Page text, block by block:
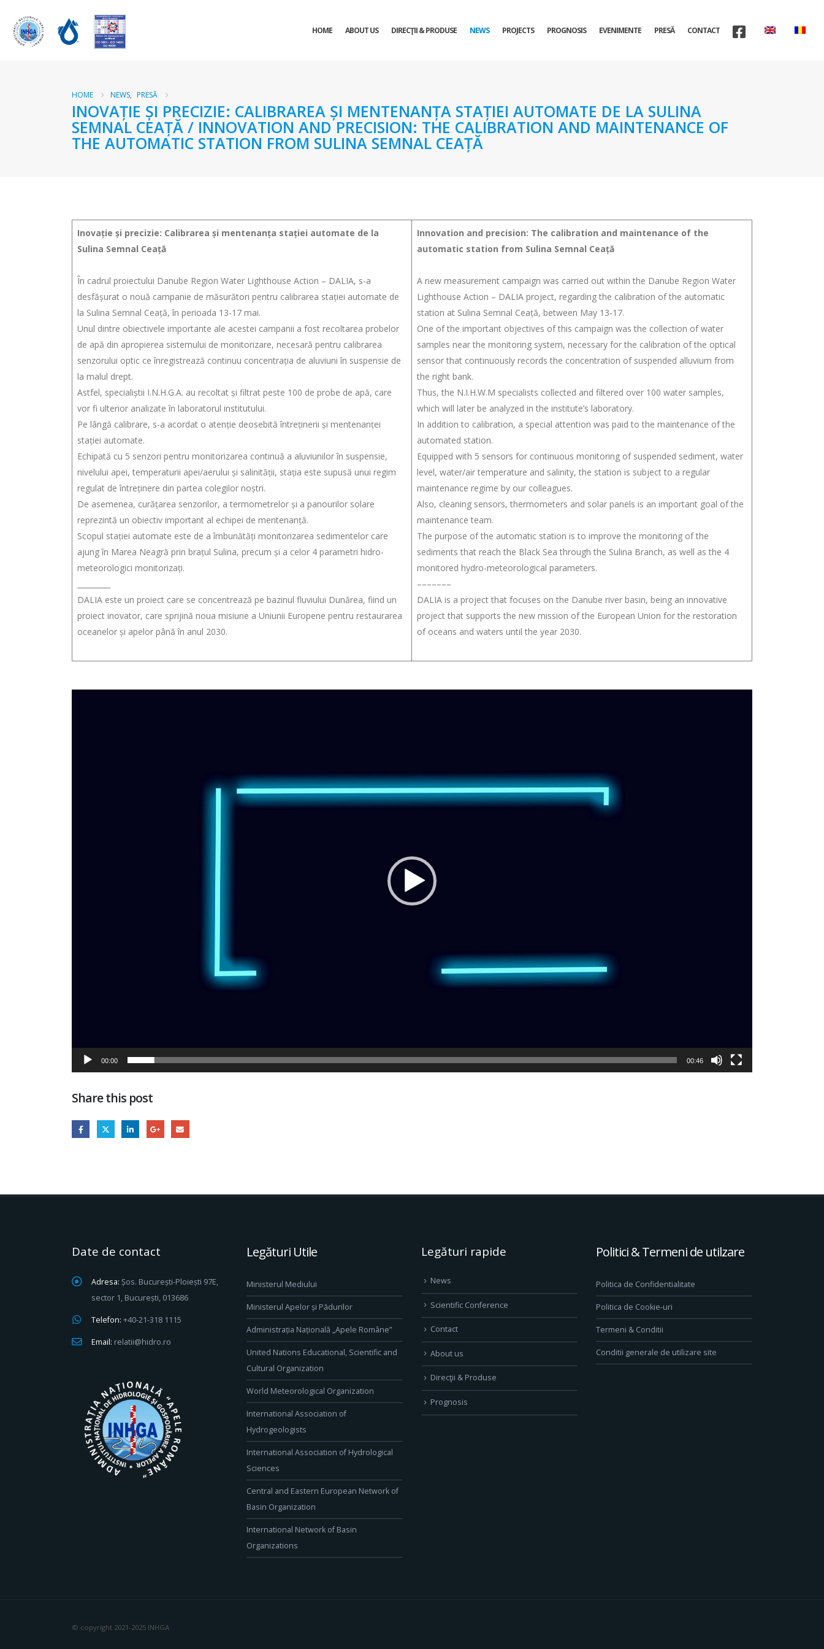
HOME ABOUT US DIRECŢII & PRODUSE NEWS PROJECTS PROGNOSIS EVENIMENTE PRESĂ CONTACT
HOME NEWS, PRESĂ
INOVAȚIE ȘI PRECIZIE: CALIBRAREA ȘI MENTENANȚA STAȚIEI AUTOMATE DE LA SULINA
SEMNAL CEAȚĂ / INNOVATION AND PRECISION: THE CALIBRATION AND MAINTENANCE OF
THE AUTOMATIC STATION FROM SULINA SEMNAL CEAȚĂ
Inovație și precizie: Calibrarea și mentenanța stației automate de la
Sulina Semnal Ceață
În cadrul proiectului Danube Region Water Lighthouse Action – DALIA, s-a
desfășurat o nouă campanie de măsurători pentru calibrarea stației automate de
la Sulina Semnal Ceață, în perioada 13-17 mai.
Unul dintre obiectivele importante ale acestei campanii a fost recoltarea probelor
de apă din apropierea sistemului de monitorizare, necesară pentru calibrarea
senzorului optic ce înregistrează continuu concentrația de aluviuni în suspensie de
la malul drept.
Astfel, specialiștii I.N.H.G.A. au recoltat și filtrat peste 100 de probe de apă, care
vor fi ulterior analizate în laboratorul institutului.
Pe lângă calibrare, s-a acordat o atenție deosebită întreținerii și mentenanței
stației automate.
Echipată cu 5 senzori pentru monitorizarea continuă a aluviunilor în suspensie,
nivelului apei, temperaturii apei/aerului și salinității, stația este supusă unui regim
regulat de întreținere din partea colegilor noștri.
De asemenea, curățarea senzorilor, a termometrelor și a panourilor solare
reprezintă un obiectiv important al echipei de mentenanță.
Scopul stației automate este de a îmbunătăți monitorizarea sedimentelor care
ajung în Marea Neagră prin brațul Sulina, precum și a celor 4 parametri hidro-
meteorologici monitorizați.
DALIA este un proiect care se concentrează pe bazinul fluviului Dunărea, fiind un
proiect inovator, care sprijină noua misiune a Uniunii Europene pentru restaurarea
oceanelor și apelor până în anul 2030.
Innovation and precision: The calibration and maintenance of the
automatic station from Sulina Semnal Ceață
A new measurement campaign was carried out within the Danube Region Water
Lighthouse Action – DALIA project, regarding the calibration of the automatic
station at Sulina Semnal Ceață, between May 13-17.
One of the important objectives of this campaign was the collection of water
samples near the monitoring system, necessary for the calibration of the optical
sensor that continuously records the concentration of suspended alluvium from
the right bank.
Thus, the N.I.H.W.M specialists collected and filtered over 100 water samples,
which will later be analyzed in the institute’s laboratory.
In addition to calibration, a special attention was paid to the maintenance of the
automated station.
Equipped with 5 sensors for continuous monitoring of suspended sediment, water
level, water/air temperature and salinity, the station is subject to a regular
maintenance regime by our colleagues.
Also, cleaning sensors, thermometers and solar panels is an important goal of the
maintenance team.
The purpose of the automatic station is to improve the monitoring of the
sediments that reach the Black Sea through the Sulina Branch, as well as the 4
monitored hydro-meteorological parameters.
–––––––
DALIA is a project that focuses on the Danube river basin, being an innovative
project that supports the new mission of the European Union for the restoration
of oceans and waters until the year 2030.
00:00 00:46
Share this post
Date de contact
Adresa: Șos. București-Ploiești 97E,
sector 1, București, 013686
Telefon: +40-21-318 1115
Email: relatii@hidro.ro
Legături Utile
Ministerul Mediului
Ministerul Apelor și Pădurilor
Administrația Națională „Apele Române”
United Nations Educational, Scientific and
Cultural Organization
World Meteorological Organization
International Association of
Hydrogeologists
International Association of Hydrological
Sciences
Central and Eastern European Network of
Basin Organization
International Network of Basin
Organizations
Legături rapide
News
Scientific Conference
Contact
About us
Direcţii & Produse
Prognosis
Politici & Termeni de utilzare
Politica de Confidentialitate
Politica de Cookie-uri
Termeni & Conditii
Conditii generale de utilizare site
© copyright 2021-2025 INHGA